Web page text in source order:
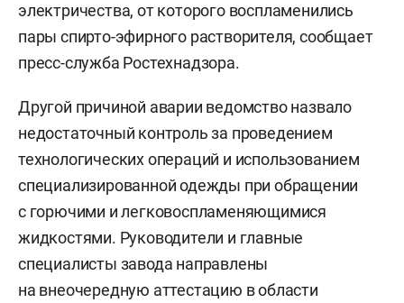
электричества, от которого воспламенились
пары спирто-эфирного растворителя, сообщает
пресс-служба Ростехнадзора.
Другой причиной аварии ведомство назвало
недостаточный контроль за проведением
технологических операций и использованием
специализированной одежды при обращении
с горючими и легковоспламеняющимися
жидкостями. Руководители и главные
специалисты завода направлены
на внеочередную аттестацию в области